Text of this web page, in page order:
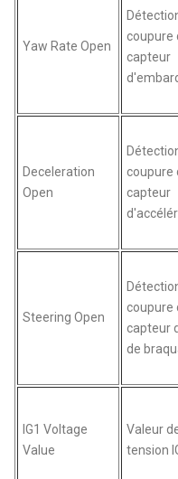
Yaw Rate Open
coupure
capteur
Deceleration
Open
coupure
capteur
Steering Open
coupure
capteur
de
IG1 Voltage
Value
Valeur
tension